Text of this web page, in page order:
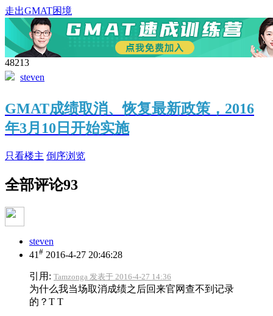
走出GMAT困境
48213
steven
GMAT成绩取消、恢复最新政策，2016
年3月10日开始实施
只看楼主 倒序浏览
全部评论93
steven
41 # 2016-4-27 20:46:28
引用: Tamzonga 发表于 2016-4-27 14:36
为什么我当场取消成绩之后回来官网查不到记录
的？T T